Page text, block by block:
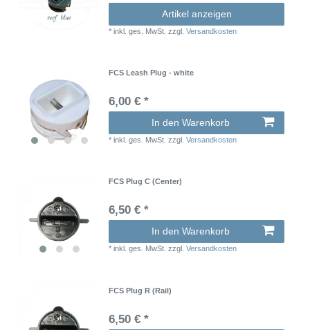
Artikel anzeigen
*inkl. ges. MwSt. zzgl.Versandkosten
FCS Leash Plug - white
6,00 € *
In den Warenkorb
*inkl. ges. MwSt. zzgl.Versandkosten
FCS Plug C (Center)
6,50 € *
In den Warenkorb
*inkl. ges. MwSt. zzgl.Versandkosten
FCS Plug R (Rail)
6,50 € *